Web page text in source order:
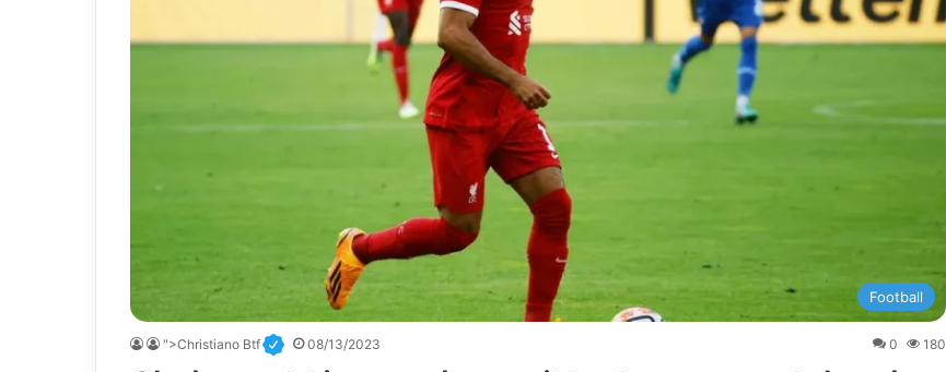
Football
">Christiano Btf 08/13/2023 0 180